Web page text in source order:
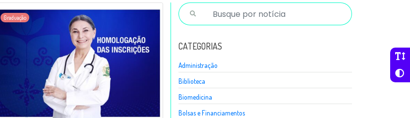
Graduação
CATEGORIAS
Administração
Biblioteca
Biomedicina
Bolsas e Financiamentos